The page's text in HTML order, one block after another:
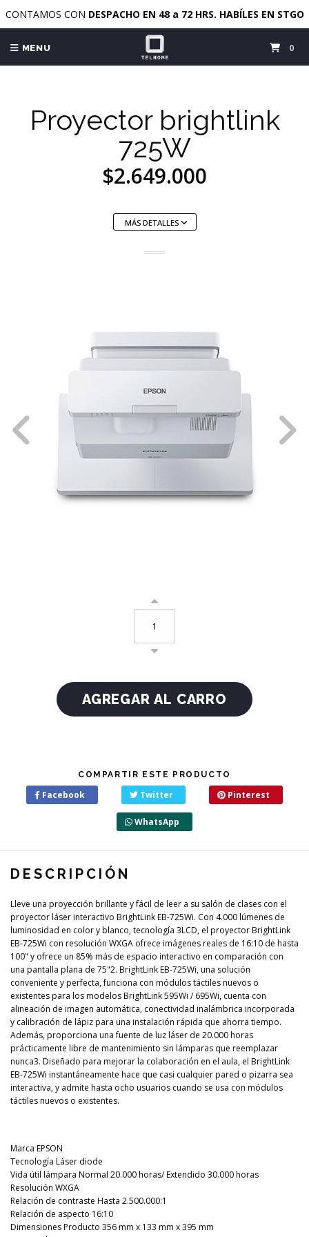
CONTAMOS CON DESPACHO EN 48 a 72 HRS. HABÍLES EN STGO
MENU 0
Proyector brightlink
725W
$2.649.000
MÁS DETALLES
COMPARTIR ESTE PRODUCTO
Facebook Twitter Pinterest
WhatsApp
DESCRIPCIÓN
Lleve una proyección brillante y fácil de leer a su salón de clases con el
proyector láser interactivo BrightLink EB-725Wi. Con 4.000 lúmenes de
luminosidad en color y blanco, tecnología 3LCD, el proyector BrightLink
EB-725Wi con resolución WXGA ofrece imágenes reales de 16:10 de hasta
100" y ofrece un 85% más de espacio interactivo en comparación con
una pantalla plana de 75"2. BrightLink EB-725Wi, una solución
conveniente y perfecta, funciona con módulos táctiles nuevos o
existentes para los modelos BrightLink 595Wi / 695Wi, cuenta con
alineación de imagen automática, conectividad inalámbrica incorporada
y calibración de lápiz para una instalación rápida que ahorra tiempo.
Además, proporciona una fuente de luz láser de 20.000 horas
prácticamente libre de mantenimiento sin lámparas que reemplazar
nunca3. Diseñado para mejorar la colaboración en el aula, el BrightLink
EB-725Wi instantáneamente hace que casi cualquier pared o pizarra sea
interactiva, y admite hasta ocho usuarios cuando se usa con módulos
táctiles nuevos o existentes.
Marca EPSON
Tecnología Láser diode
Vida útil lámpara Normal 20.000 horas/ Extendido 30.000 horas
Resolución WXGA
Relación de contraste Hasta 2.500.000:1
Relación de aspecto 16:10
Dimensiones Producto 356 mm x 133 mm x 395 mm